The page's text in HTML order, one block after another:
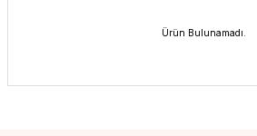
Ürün Bulunamadı.